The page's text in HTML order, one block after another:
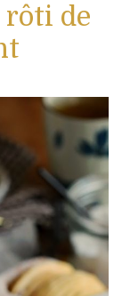
rôti de